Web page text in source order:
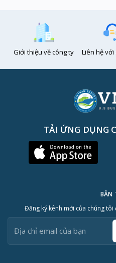
Giới thiệu về công ty Liên hệ với
TẢI ỨNG DỤNG
BẢN
Đăng ký kênh mới của chúng